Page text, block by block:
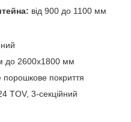
від 900 до 1100 мм
до 2600x1800 мм
порошкове покриття
TOV, 3-секційний